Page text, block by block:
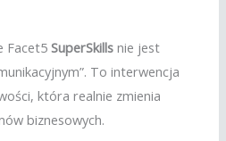
Facet5SuperSkills nie jest
To interwencja
która realnie zmienia
biznesowych.